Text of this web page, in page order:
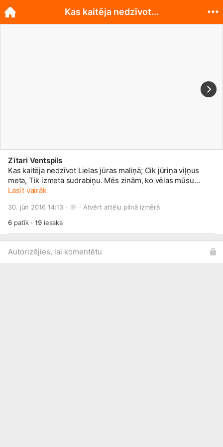
Zītari Ventspils
Kas kaitēja nedzīvot Lielas jūras maliņā; Cik jūriņa viļņus
meta, Tik izmeta sudrabiņu. Mēs zinām, ko vēlas mūsu
apmeklētāji-kūpinātas zivis! Ko tik mēs neesam sakūpinājuši
lucīši; -kūpināta mencu fileja -asaru filejas tomātu mērcē.
Lasīt vairāk
30. jūn 2016 14:13 · · Atvērt attēlu pilnā izmērā
6patīk ·19iesaka
Autorizējies, lai komentētu
Kas kaitēja nedzīvot...